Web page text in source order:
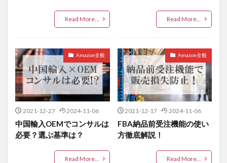
Read More... Read More...
Amazon全般
2021-12-27 2024-11-06
中国輸入OEMでコンサルは
必要？選ぶ基準は？
Read More...
Amazon全般
2021-12-17 2024-11-06
FBA納品前受注機能の使い
方徹底解説！
Read More...